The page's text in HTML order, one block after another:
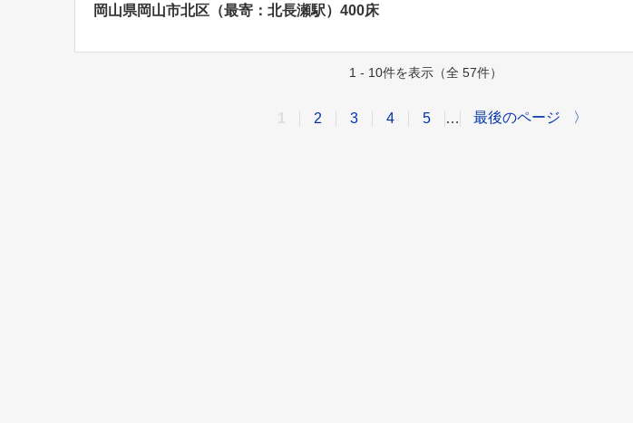
岡山県岡山市北区（最寄：北長瀬駅）400床
1 - 10件を表示（全 57件）
2 3 4 5 … 最後のページ 〉